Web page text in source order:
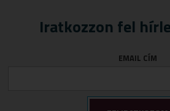
Iratkozzon fel
EMAIL CÍM